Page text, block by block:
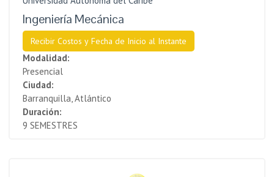
Ingeniería Mecánica
Recibir Costos y Fecha de Inicio al Instante
Modalidad:
Presencial
Ciudad:
Barranquilla, Atlántico
Duración:
9 SEMESTRES